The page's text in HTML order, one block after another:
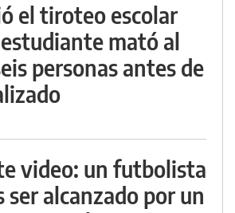
el tiroteo escolar
mató al
personas antes de
video: un futbolista
alcanzado por un